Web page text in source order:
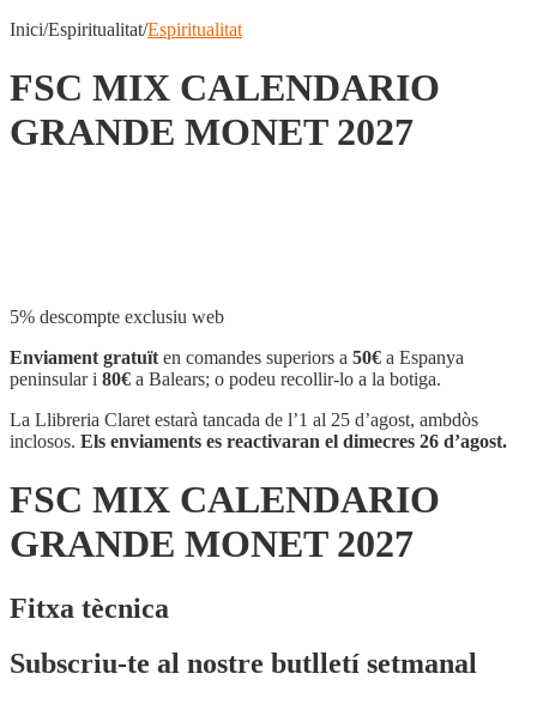
Inici/Espiritualitat/Espiritualitat
FSC MIX CALENDARIO
GRANDE MONET 2027
5% descompte exclusiu web
Enviament gratuït en comandes superiors a 50€ a Espanya
peninsular i 80€ a Balears; o podeu recollir-lo a la botiga.
La Llibreria Claret estarà tancada de l’1 al 25 d’agost, ambdòs
inclosos. Els enviaments es reactivaran el dimecres 26 d’agost.
FSC MIX CALENDARIO
GRANDE MONET 2027
Fitxa tècnica
Subscriu-te al nostre butlletí setmanal